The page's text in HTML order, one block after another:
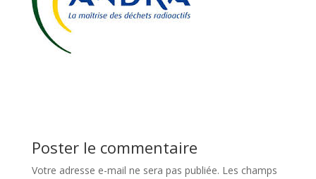
Poster le commentaire
Votre adresse e-mail ne sera pas publiée. Les champs